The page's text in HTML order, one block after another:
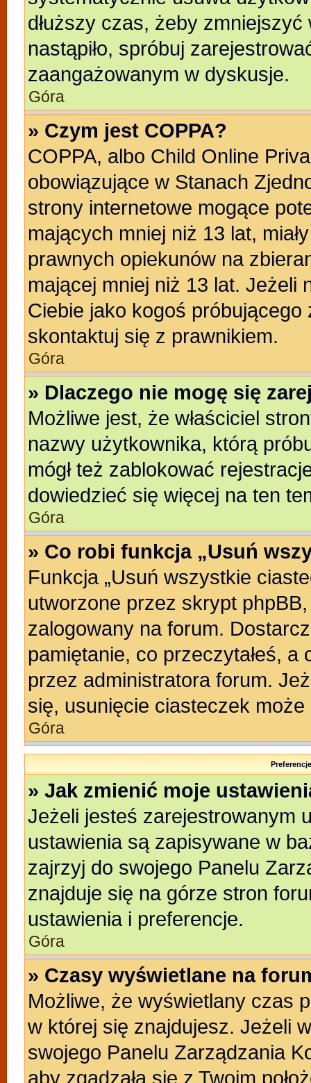
dłuższy czas, żeby
nastąpiło, spróbuj
zaangażowanym w dyskusje.
Góra
» Czym jest COPPA?
COPPA, albo Child Online
obowiązujące w Stanach
strony internetowe mogące
mających mniej niż 13 lat,
prawnych opiekunów na
mającej mniej niż 13 lat. Jeżeli
Ciebie jako kogoś
skontaktuj się z prawnikiem.
Góra
» Dlaczego nie mogę się
Możliwe jest, że właściciel
nazwy użytkownika, którą
mógł też zablokować
dowiedzieć się więcej na ten
Góra
» Co robi funkcja „Usuń
Funkcja „Usuń wszystkie
utworzone przez skrypt
zalogowany na forum.
pamiętanie, co przeczytałeś, a
przez administratora forum.
się, usunięcie ciasteczek może
Góra
» Jak zmienić moje
Jeżeli jesteś zarejestrowanym
ustawienia są zapisywane w
zajrzyj do swojego Panelu
znajduje się na górze stron
ustawienia i preferencje.
Góra
» Czasy wyświetlane na
Możliwe, że wyświetlany czas
w której się znajdujesz. Jeżeli
swojego Panelu Zarządzania
aby zgadzała się z Twoim